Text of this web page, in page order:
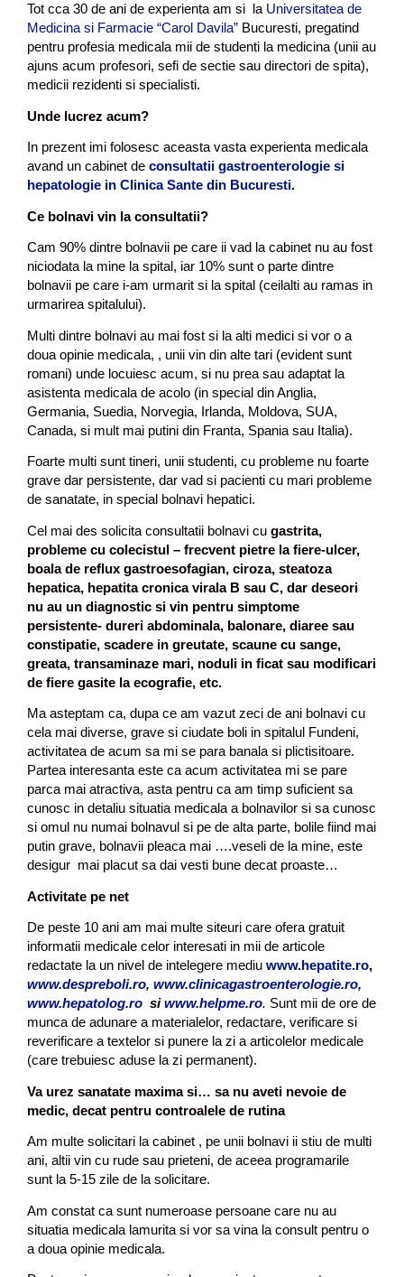
Tot cca 30 de ani de experienta am si la Universitatea de
Medicina si Farmacie “Carol Davila” Bucuresti, pregatind
pentru profesia medicala mii de studenti la medicina (unii au
ajuns acum profesori, sefi de sectie sau directori de spita),
medicii rezidenti si specialisti.
Unde lucrez acum?
In prezent imi folosesc aceasta vasta experienta medicala
avand un cabinet de consultatii gastroenterologie si
hepatologie in Clinica Sante din Bucuresti.
Ce bolnavi vin la consultatii?
Cam 90% dintre bolnavii pe care ii vad la cabinet nu au fost
niciodata la mine la spital, iar 10% sunt o parte dintre
bolnavii pe care i-am urmarit si la spital (ceilalti au ramas in
urmarirea spitalului).
Multi dintre bolnavi au mai fost si la alti medici si vor o a
doua opinie medicala, , unii vin din alte tari (evident sunt
romani) unde locuiesc acum, si nu prea sau adaptat la
asistenta medicala de acolo (in special din Anglia,
Germania, Suedia, Norvegia, Irlanda, Moldova, SUA,
Canada, si mult mai putini din Franta, Spania sau Italia).
Foarte multi sunt tineri, unii studenti, cu probleme nu foarte
grave dar persistente, dar vad si pacienti cu mari probleme
de sanatate, in special bolnavi hepatici.
Cel mai des solicita consultatii bolnavi cu gastrita,
probleme cu colecistul – frecvent pietre la fiere-ulcer,
boala de reflux gastroesofagian, ciroza, steatoza
hepatica, hepatita cronica virala B sau C, dar deseori
nu au un diagnostic si vin pentru simptome
persistente- dureri abdominala, balonare, diaree sau
constipatie, scadere in greutate, scaune cu sange,
greata, transaminaze mari, noduli in ficat sau modificari
de fiere gasite la ecografie, etc.
Ma asteptam ca, dupa ce am vazut zeci de ani bolnavi cu
cela mai diverse, grave si ciudate boli in spitalul Fundeni,
activitatea de acum sa mi se para banala si plictisitoare.
Partea interesanta este ca acum activitatea mi se pare
parca mai atractiva, asta pentru ca am timp suficient sa
cunosc in detaliu situatia medicala a bolnavilor si sa cunosc
si omul nu numai bolnavul si pe de alta parte, bolile fiind mai
putin grave, bolnavii pleaca mai ….veseli de la mine, este
desigur mai placut sa dai vesti bune decat proaste…
Activitate pe net
De peste 10 ani am mai multe siteuri care ofera gratuit
informatii medicale celor interesati in mii de articole
redactate la un nivel de intelegere mediu www.hepatite.ro,
www.despreboli.ro, www.clinicagastroenterologie.ro,
www.hepatolog.ro siwww.helpme.ro. Sunt mii de ore de
munca de adunare a materialelor, redactare, verificare si
reverificare a textelor si punere la zi a articolelor medicale
(care trebuiesc aduse la zi permanent).
Va urez sanatate maxima si… sa nu aveti nevoie de
medic, decat pentru controalele de rutina
Am multe solicitari la cabinet , pe unii bolnavi ii stiu de multi
ani, altii vin cu rude sau prieteni, de aceea programarile
sunt la 5-15 zile de la solicitare.
Am constat ca sunt numeroase persoane care nu au
situatia medicala lamurita si vor sa vina la consult pentru o
a doua opinie medicala.